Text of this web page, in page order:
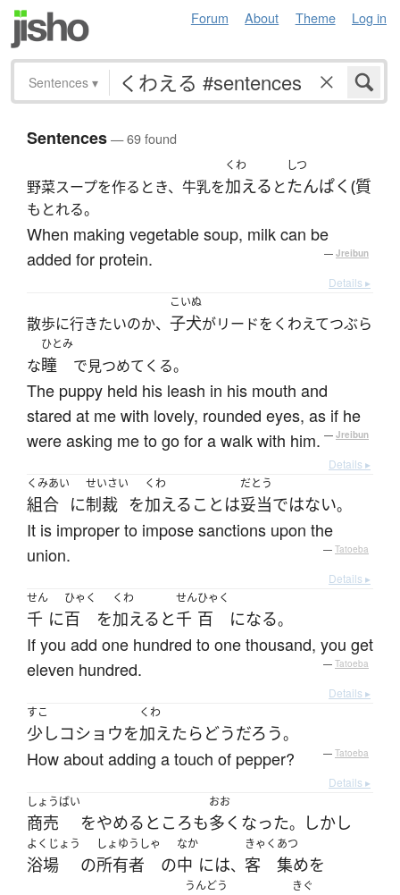
Forum About Theme Log in
Sentences ▾
Sentences— 69 found
野菜スープを作るとき、牛乳を
くわ
加える と
しつ
たんぱく(質
もとれる。
When making vegetable soup, milk can be
added for protein.
— Jreibun
Details ▸
散歩に行きたいのか、
こいぬ
子犬がリードをくわえてつぶら
な
ひとみ
瞳 で見つめてくる。
The puppy held his leash in his mouth and
stared at me with lovely, rounded eyes, as if he
were asking me to go for a walk with him. — Jreibun
Details ▸
くみあい
組合 に
せいさい
制裁 を
くわ
加える ことは
だとう
妥当ではない。
It is improper to impose sanctions upon the
union.
— Tatoeba
Details ▸
せん
千 に
ひゃく
百 を
くわ
加える と
せん
千
ひゃく
百 になる。
If you add one hundred to one thousand, you get
eleven hundred.
— Tatoeba
Details ▸
すこ
少しコショウを
くわ
加えたら どうだろう。
How about adding a touch of pepper? — Tatoeba
Details ▸
しょうばい
商売 をやめる ところも
おお
多く なった。 しかし
よくじょう
浴場 の
しょゆうしゃ
所有者 の
なか
中 には、
きゃく
客
あつ
集めを
うんどう きぐ